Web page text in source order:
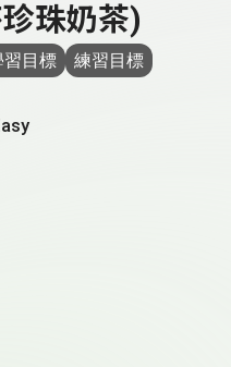
珠奶茶)
習目標
練習目標